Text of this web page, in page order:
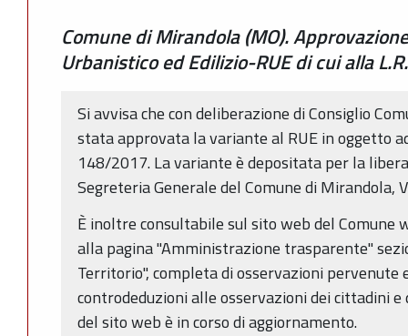
Comune di Mirandola (MO).
Urbanistico ed Edilizio-RUE di cui alla
Si avvisa che con deliberazione di Consiglio
stata approvata la variante al RUE in oggetto
148/2017. La variante è depositata per la
Segreteria Generale del Comune di Mirandola,
È inoltre consultabile sul sito web del Comune
alla pagina "Amministrazione trasparente"
Territorio", completa di osservazioni pervenute
controdeduzioni alle osservazioni dei cittadini
del sito web è in corso di aggiornamento.